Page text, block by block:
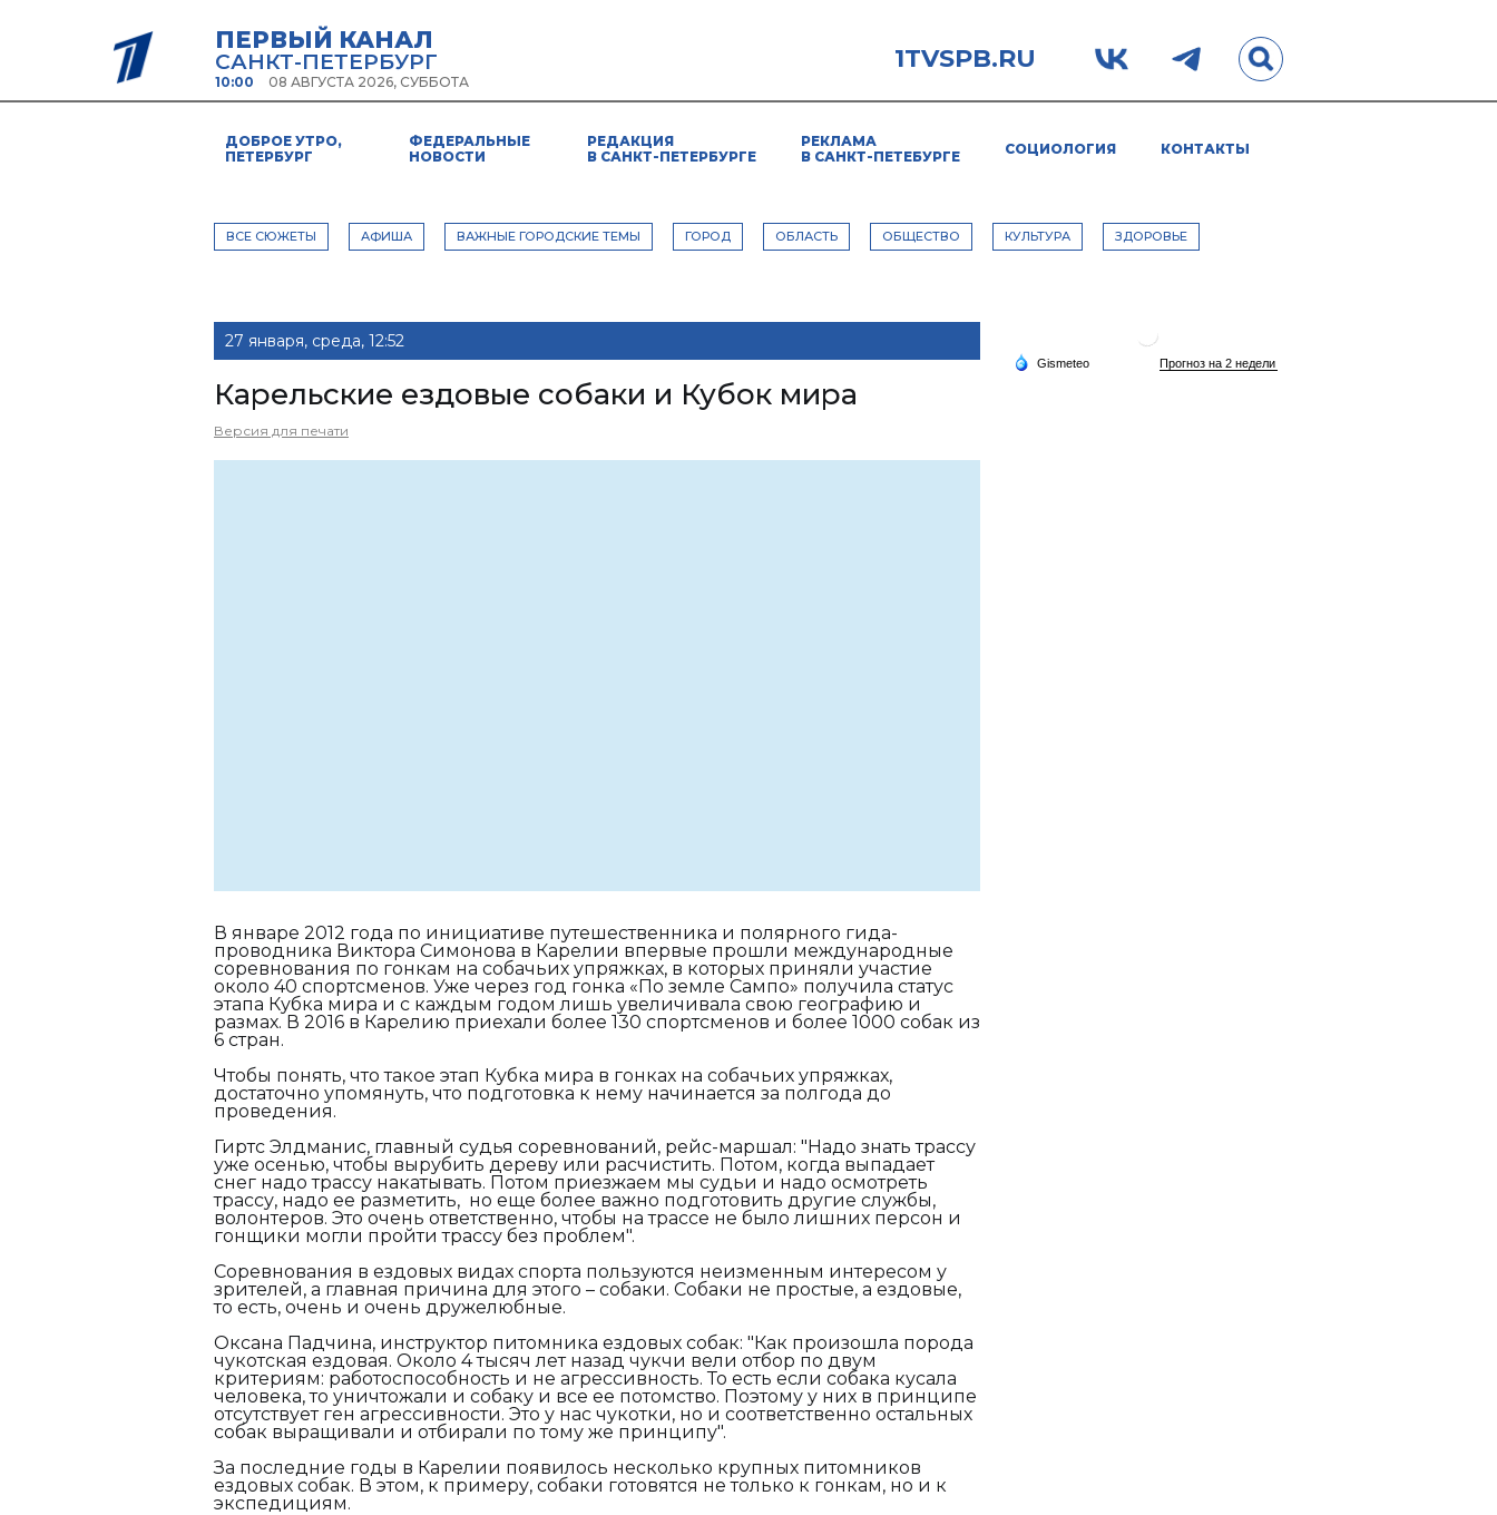
ПЕРВЫЙ КАНАЛ
САНКТ-ПЕТЕРБУРГ
10:00 08 АВГУСТА 2026, СУББОТА
1TVSPB.RU
ДОБРОЕ УТРО,
ПЕТЕРБУРГ
ФЕДЕРАЛЬНЫЕ
НОВОСТИ
РЕДАКЦИЯ
В САНКТ-ПЕТЕРБУРГЕ
РЕКЛАМА
В САНКТ-ПЕТЕБУРГЕ
СОЦИОЛОГИЯ КОНТАКТЫ
ВСЕ СЮЖЕТЫ АФИША ВАЖНЫЕ ГОРОДСКИЕ ТЕМЫ ГОРОД ОБЛАСТЬ ОБЩЕСТВО КУЛЬТУРА ЗДОРОВЬЕ
27 января, среда, 12:52
Карельские ездовые собаки и Кубок мира
Версия для печати
В январе 2012 года по инициативе путешественника и полярного гида-
проводника Виктора Симонова в Карелии впервые прошли международные
соревнования по гонкам на собачьих упряжках, в которых приняли участие
около 40 спортсменов. Уже через год гонка «По земле Сампо» получила статус
этапа Кубка мира и с каждым годом лишь увеличивала свою географию и
размах. В 2016 в Карелию приехали более 130 спортсменов и более 1000 собак из
6 стран.
Чтобы понять, что такое этап Кубка мира в гонках на собачьих упряжках,
достаточно упомянуть, что подготовка к нему начинается за полгода до
проведения.
Гиртс Элдманис, главный судья соревнований, рейс-маршал: "Надо знать трассу
уже осенью, чтобы вырубить дереву или расчистить. Потом, когда выпадает
снег надо трассу накатывать. Потом приезжаем мы судьи и надо осмотреть
трассу, надо ее разметить, но еще более важно подготовить другие службы,
волонтеров. Это очень ответственно, чтобы на трассе не было лишних персон и
гонщики могли пройти трассу без проблем".
Соревнования в ездовых видах спорта пользуются неизменным интересом у
зрителей, а главная причина для этого – собаки. Собаки не простые, а ездовые,
то есть, очень и очень дружелюбные.
Оксана Падчина, инструктор питомника ездовых собак: "Как произошла порода
чукотская ездовая. Около 4 тысяч лет назад чукчи вели отбор по двум
критериям: работоспособность и не агрессивность. То есть если собака кусала
человека, то уничтожали и собаку и все ее потомство. Поэтому у них в принципе
отсутствует ген агрессивности. Это у нас чукотки, но и соответственно остальных
собак выращивали и отбирали по тому же принципу".
За последние годы в Карелии появилось несколько крупных питомников
ездовых собак. В этом, к примеру, собаки готовятся не только к гонкам, но и к
экспедициям.